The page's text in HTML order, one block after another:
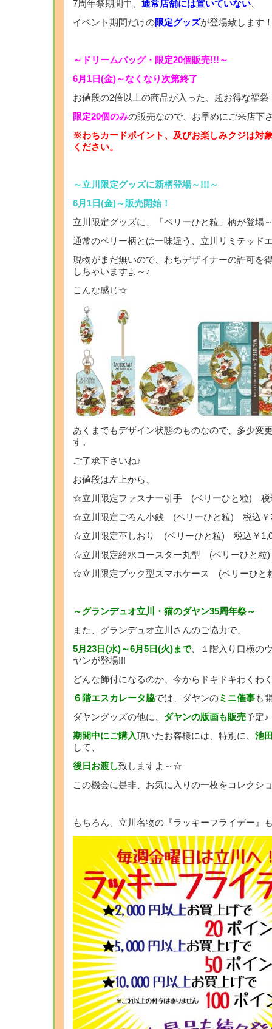
7周年祭期間中、 通常店舗には置いていない
イベント期間だけの限定グッズが登場致します
～ドリームバッグ・限定20個販売!!!～
6月1日(金)～なくなり次第終了
お値段の2倍以上の商品が入った、超お得な福袋
限定20個のみの販売なので、お早めにご来店下
※わちカードポイント、及びお楽しみクジは対
ください。
～立川限定グッズに新柄登場～!!!～
6月1日(金)～販売開始！
立川限定グッズに、「ベリーひと粒」柄が登場
通常のベリー柄とは一味違う、立川リミテッド
現物がまだ無いので、わちデザイナーの許可を
しちゃいますよ～♪
こんな感じ☆
あくまでもデザイン状態のものなので、多少変
す。
ご了承下さいね♪
お値段は左上から、
☆立川限定ファスナー引手 (ベリーひと粒) 税
☆立川限定ごろん小銭 (ベリーひと粒) 税込￥
☆立川限定革しおり (ベリーひと粒) 税込￥
☆立川限定給水コースター丸型 (ベリーひと粒
☆立川限定ブック型スマホケース (ベリーひと
～グランデュオ立川・猫のダヤン35周年祭～
また、グランデュオ立川さんのご協力で、
5月23日(水)～6月5日(火)まで、１階入り口横の
ヤンが登場!!!
どんな飾付になるのか、今からドキドキわくわ
６階エスカレータ脇では、ダヤンのミニ催事も
ダヤングッズの他に、 ダヤンの版画も販売予定♪
期間中にご購入頂いたお客様には、特別に、 池
して、
後日お渡し致しますよ～☆
この機会に是非、お気に入りの一枚をコレクシ
もちろん、立川名物の『ラッキーフライデー』